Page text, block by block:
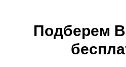
Подберем